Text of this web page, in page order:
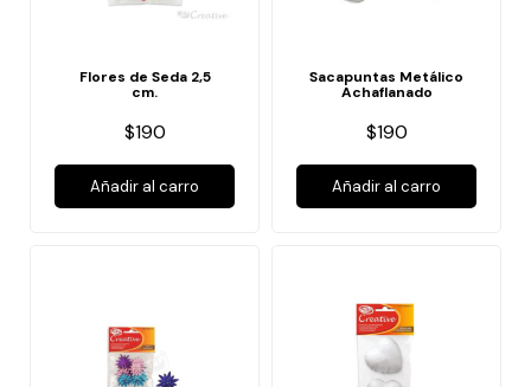
Flores de Seda 2,5
cm.
$190
Añadir al carro
Sacapuntas Metálico
Achaflanado
$190
Añadir al carro